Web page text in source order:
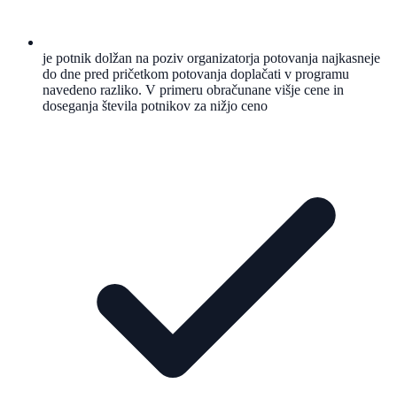
je potnik dolžan na poziv organizatorja potovanja najkasneje
do dne pred pričetkom potovanja doplačati v programu
navedeno razliko. V primeru obračunane višje cene in
doseganja števila potnikov za nižjo ceno